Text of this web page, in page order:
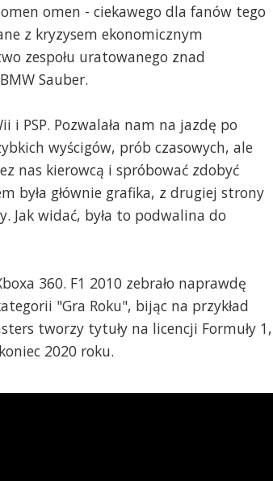
omen - ciekawego dla fanów tego
z kryzysem ekonomicznym
zespołu uratowanego znad
Sauber.
PSP. Pozwalała nam na jazdę po
wyścigów, prób czasowych, ale
nas kierowcą i spróbować zdobyć
była głównie grafika, z drugiej strony
Jak widać, była to podwalina do
360. F1 2010 zebrało naprawdę
"Gra Roku", bijąc na przykład
tworzy tytuły na licencji Formuły 1,
2020 roku.